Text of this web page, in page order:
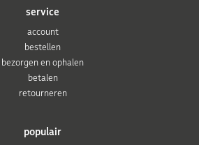
populair
service
account
bestellen
bezorgen en ophalen
betalen
retourneren